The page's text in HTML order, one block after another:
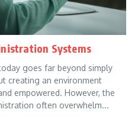
Systems
goes far beyond simply
creating an environment
empowered. However, the
often overwhelm...